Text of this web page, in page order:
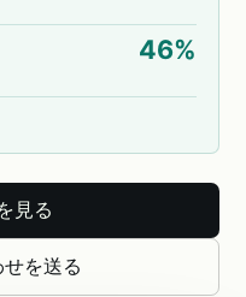
46%
見る
を送る